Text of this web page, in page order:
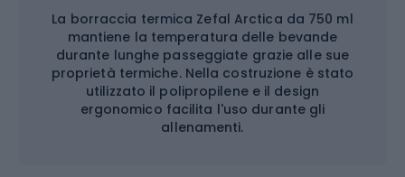
La borraccia termica Zefal Arctica da 750 ml
mantiene la temperatura delle bevande
durante lunghe passeggiate grazie alle sue
proprietà termiche. Nella costruzione è stato
utilizzato il polipropilene e il design
ergonomico facilita l'uso durante gli
allenamenti.